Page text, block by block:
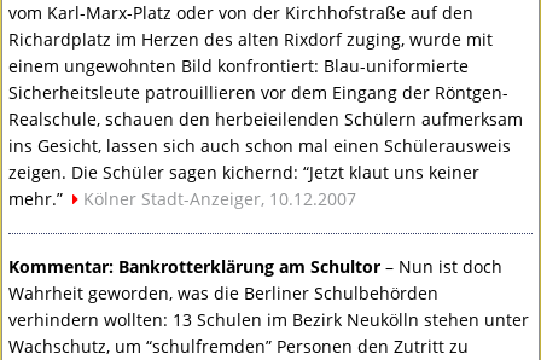
vom Karl-Marx-Platz oder von der Kirchhofstraße auf den
Richardplatz im Herzen des alten Rixdorf zuging, wurde mit
einem ungewohnten Bild konfrontiert: Blau-uniformierte
Sicherheitsleute patrouillieren vor dem Eingang der Röntgen-
Realschule, schauen den herbeieilenden Schülern aufmerksam
ins Gesicht, lassen sich auch schon mal einen Schülerausweis
zeigen. Die Schüler sagen kichernd: “Jetzt klaut uns keiner
mehr.”
Kölner Stadt-Anzeiger, 10.12.2007
Kommentar: Bankrotterklärung am Schultor – Nun ist doch
Wahrheit geworden, was die Berliner Schulbehörden
verhindern wollten: 13 Schulen im Bezirk Neukölln stehen unter
Wachschutz, um “schulfremden” Personen den Zutritt zu